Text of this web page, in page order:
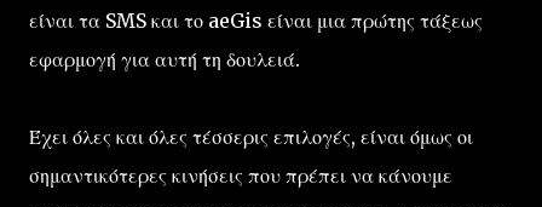
είναι τα SMS και το aeGis είναι μια πρώτης τάξεως
εφαρμογή για αυτή τη δουλειά.
Έχει όλες και όλες τέσσερις επιλογές, είναι όμως οι
σημαντικότερες κινήσεις που πρέπει να κάνουμε